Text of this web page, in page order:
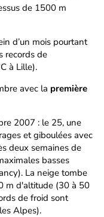
de 1500 m
d’un mois pourtant
records de
à Lille).
avec la première
2007 : le 25, une
et giboulées avec
deux semaines de
basses
La neige tombe
m d'altitude (30 à 50
de froid sont
Alpes).